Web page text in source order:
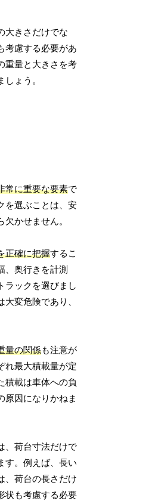
大きさだけでな
考慮する必要があ
重量と大きさを考
ょう。
常に重要な要素で
を選ぶことは、安
かせません。
正確に把握するこ
、奥行きを計測
ラックを選びまし
大変危険であり、
量の関係も注意が
れ最大積載量が定
積載は車体への負
原因になりかねま
、荷台寸法だけで
す。例えば、長い
、荷台の長さだけ
状も考慮する必要